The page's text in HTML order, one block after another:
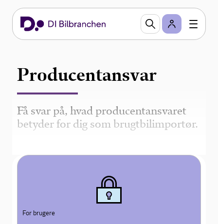
Producentansvar
Få svar på, hvad producentansvaret
betyder for dig som brugtbilimportør.
For brugere